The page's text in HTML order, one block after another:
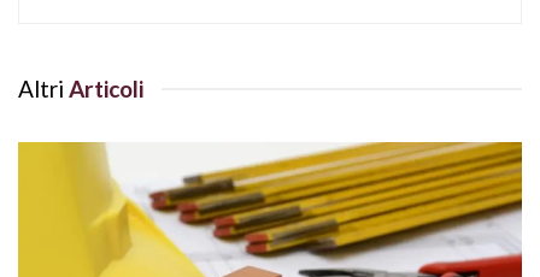
Altri Articoli